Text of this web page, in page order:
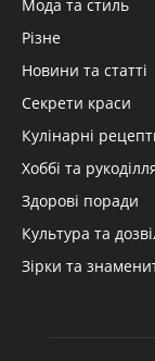
Мода та стиль
Різне
Новини та статті
Секрети краси
Кулінарні
Хоббі та
Здорові поради
Культура та
Зірки та